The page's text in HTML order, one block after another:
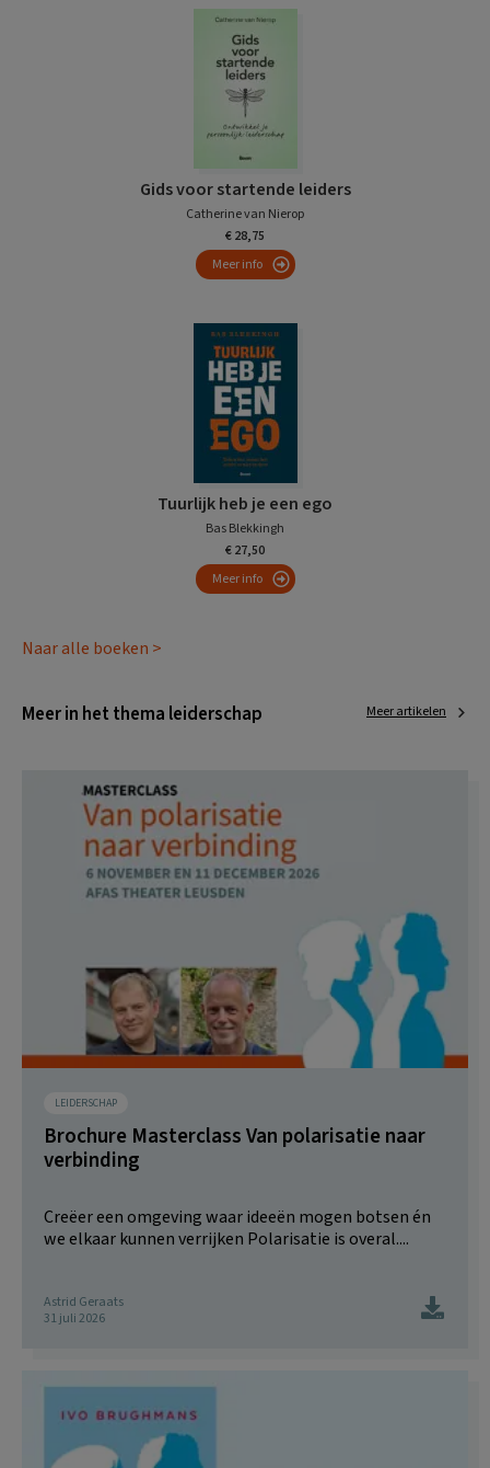
Gids voor startende leiders
Catherine van Nierop
€ 28,75
Meer info
Tuurlijk heb je een ego
Bas Blekkingh
€ 27,50
Meer info
Naar alle boeken >
Meer in het thema leiderschap Meer artikelen
LEIDERSCHAP
Brochure Masterclass Van polarisatie naar
verbinding
Creëer een omgeving waar ideeën mogen botsen én
we elkaar kunnen verrijken Polarisatie is overal....
Astrid Geraats
31 juli 2026